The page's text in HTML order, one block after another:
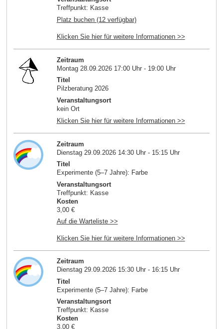
Treffpunkt: Kasse
Platz buchen (12 verfügbar)
Klicken Sie hier für weitere Informationen >>
Zeitraum
Montag 28.09.2026 17:00 Uhr - 19:00 Uhr
Titel
Pilzberatung 2026
Veranstaltungsort
kein Ort
Klicken Sie hier für weitere Informationen >>
Zeitraum
Dienstag 29.09.2026 14:30 Uhr - 15:15 Uhr
Titel
Experimente (5–7 Jahre): Farbe
Veranstaltungsort
Treffpunkt: Kasse
Kosten
3,00 €
Auf die Warteliste >>
Klicken Sie hier für weitere Informationen >>
Zeitraum
Dienstag 29.09.2026 15:30 Uhr - 16:15 Uhr
Titel
Experimente (5–7 Jahre): Farbe
Veranstaltungsort
Treffpunkt: Kasse
Kosten
3,00 €